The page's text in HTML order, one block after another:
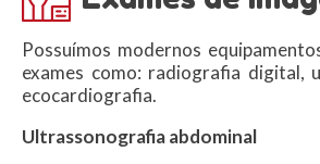
Possuímos modernos
exames como: radiografia digital,
ecocardiografia.
Ultrassonografia abdominal